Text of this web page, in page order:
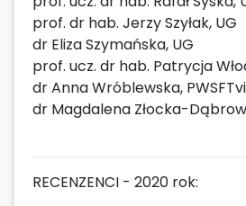
prof. dr hab. Jerzy Szyłak, UG
dr Eliza Szymańska, UG
prof. ucz. dr hab. Patrycja
dr Anna Wróblewska,
dr Magdalena Złocka-
RECENZENCI - 2020 rok: